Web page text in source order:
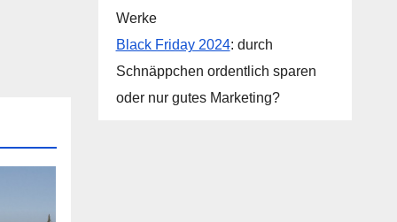
Werke
Black Friday 2024: durch
Schnäppchen ordentlich sparen
oder nur gutes Marketing?